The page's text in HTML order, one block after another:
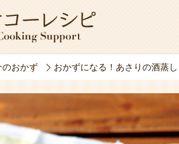
のおかず おかずになる！あさりの酒蒸し